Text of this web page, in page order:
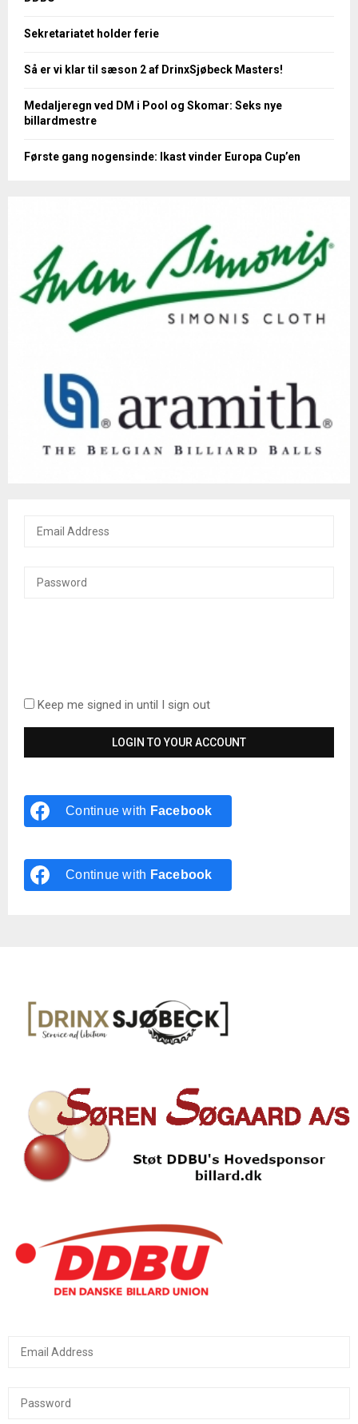
Sekretariatet holder ferie
Så er vi klar til sæson 2 af DrinxSjøbeck Masters!
Medaljeregn ved DM i Pool og Skomar: Seks nye
billardmestre
Første gang nogensinde: Ikast vinder Europa Cup’en
Keep me signed in until I sign out
Continue with Facebook
Continue with Facebook